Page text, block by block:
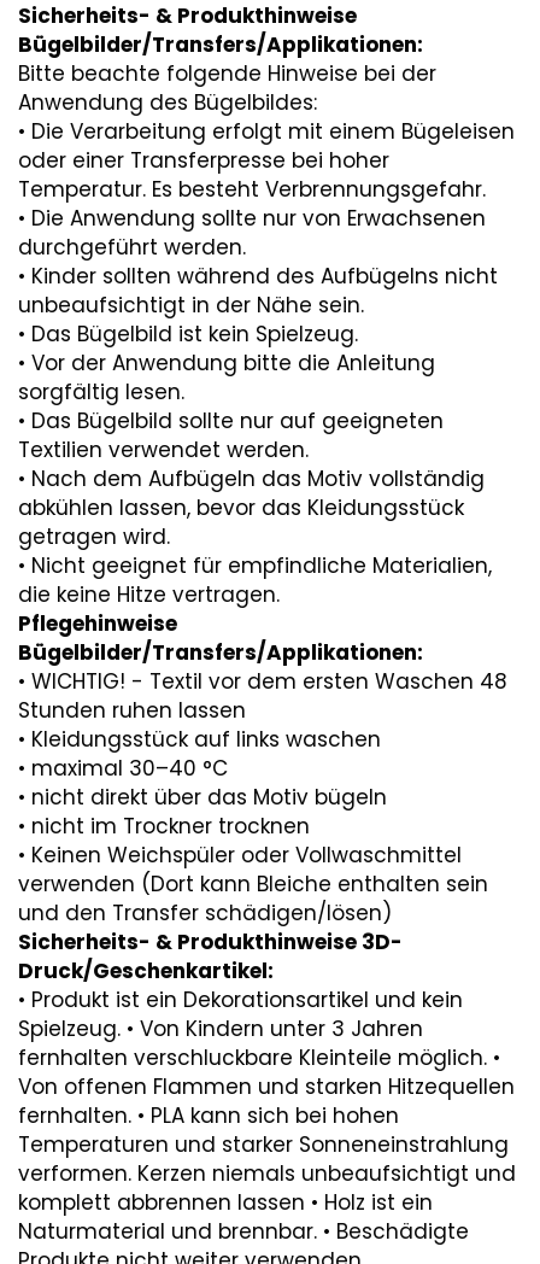
Sicherheits- & Produkthinweise
Bügelbilder/Transfers/Applikationen:
Bitte beachte folgende Hinweise bei der
Anwendung des Bügelbildes:
• Die Verarbeitung erfolgt mit einem Bügeleisen
oder einer Transferpresse bei hoher
Temperatur. Es besteht Verbrennungsgefahr.
• Die Anwendung sollte nur von Erwachsenen
durchgeführt werden.
• Kinder sollten während des Aufbügelns nicht
unbeaufsichtigt in der Nähe sein.
• Das Bügelbild ist kein Spielzeug.
• Vor der Anwendung bitte die Anleitung
sorgfältig lesen.
• Das Bügelbild sollte nur auf geeigneten
Textilien verwendet werden.
• Nach dem Aufbügeln das Motiv vollständig
abkühlen lassen, bevor das Kleidungsstück
getragen wird.
• Nicht geeignet für empfindliche Materialien,
die keine Hitze vertragen.
Pflegehinweise
Bügelbilder/Transfers/Applikationen:
• WICHTIG! - Textil vor dem ersten Waschen 48
Stunden ruhen lassen
• Kleidungsstück auf links waschen
• maximal 30–40 °C
• nicht direkt über das Motiv bügeln
• nicht im Trockner trocknen
• Keinen Weichspüler oder Vollwaschmittel
verwenden (Dort kann Bleiche enthalten sein
und den Transfer schädigen/lösen)
Sicherheits- & Produkthinweise 3D-
Druck/Geschenkartikel:
• Produkt ist ein Dekorationsartikel und kein
Spielzeug. • Von Kindern unter 3 Jahren
fernhalten verschluckbare Kleinteile möglich. •
Von offenen Flammen und starken Hitzequellen
fernhalten. • PLA kann sich bei hohen
Temperaturen und starker Sonneneinstrahlung
verformen. Kerzen niemals unbeaufsichtigt und
komplett abbrennen lassen • Holz ist ein
Naturmaterial und brennbar. • Beschädigte